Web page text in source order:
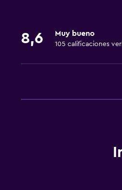
8,6 Muy bueno
105 calificaciones